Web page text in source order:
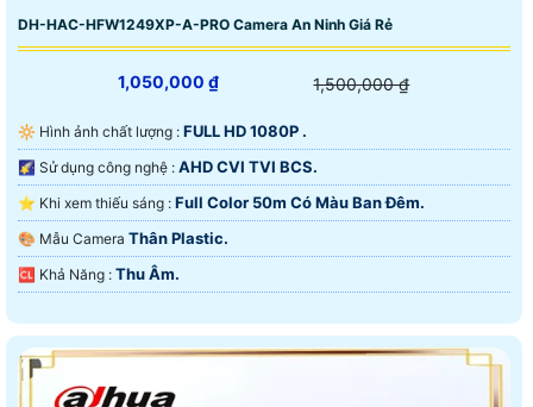
DH-HAC-HFW1249XP-A-PRO Camera An Ninh Giá Rẻ
1,050,000 ₫ 1,500,000 ₫
🔆 Hình ảnh chất lượng : FULL HD 1080P .
🌠 Sử dụng công nghệ : AHD CVI TVI BCS.
⭐ Khi xem thiếu sáng : Full Color 50m Có Màu Ban Ðêm.
🎨 Mẫu Camera Thân Plastic.
️🆑 Khả Năng : Thu Âm.